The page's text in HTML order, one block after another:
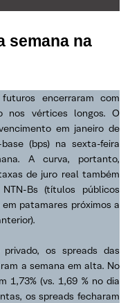
semana na
encerraram com
nos vértices longos. O
em janeiro de
(bps) na sexta-feira
A curva, portanto,
de juro real também
Bs (títulos públicos
patamares próximos a
os spreads das
a semana em alta. No
1,73% (vs. 1,69 % no dia
os spreads fecharam